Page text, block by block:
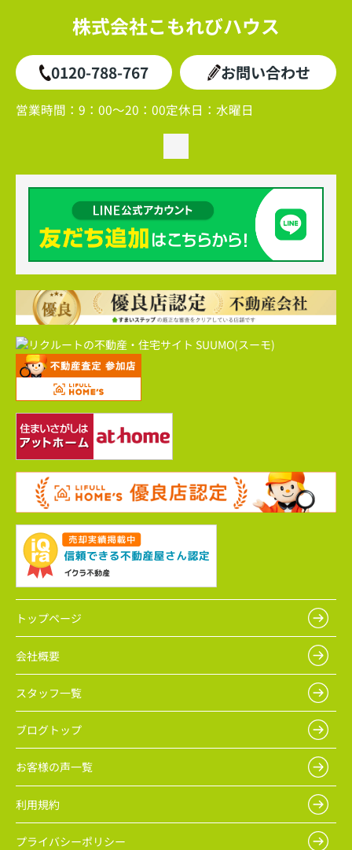
株式会社こもれびハウス
0120-788-767 お問い合わせ
営業時間： 9：00～20：00定休日： 水曜日
トップページ
会社概要
スタッフ一覧
ブログトップ
お客様の声一覧
利用規約
プライバシーポリシー